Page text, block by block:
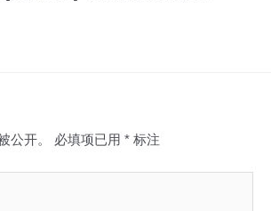
公开。 必填项已用 * 标注